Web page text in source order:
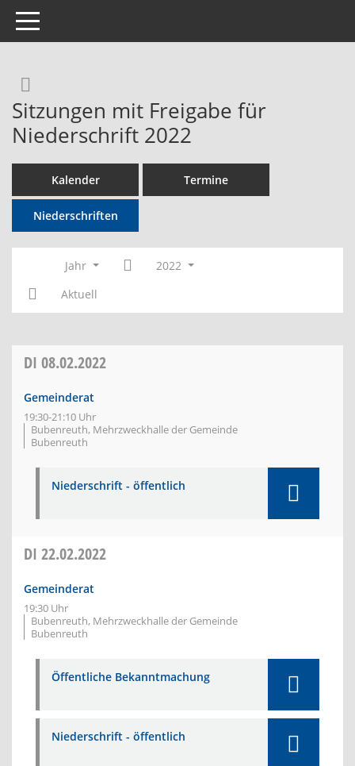
Toggle navigation
Sitzungen mit Freigabe für
Niederschrift 2022
Kalender Termine
Niederschriften
Jahr
2022
Aktuell
DI 08.02.2022
Gemeinderat
19:30-21:10 Uhr
Bubenreuth, Mehrzweckhalle der Gemeinde
Bubenreuth
Niederschrift - öffentlich
DI 22.02.2022
Gemeinderat
19:30 Uhr
Bubenreuth, Mehrzweckhalle der Gemeinde
Bubenreuth
Öffentliche Bekanntmachung
Niederschrift - öffentlich